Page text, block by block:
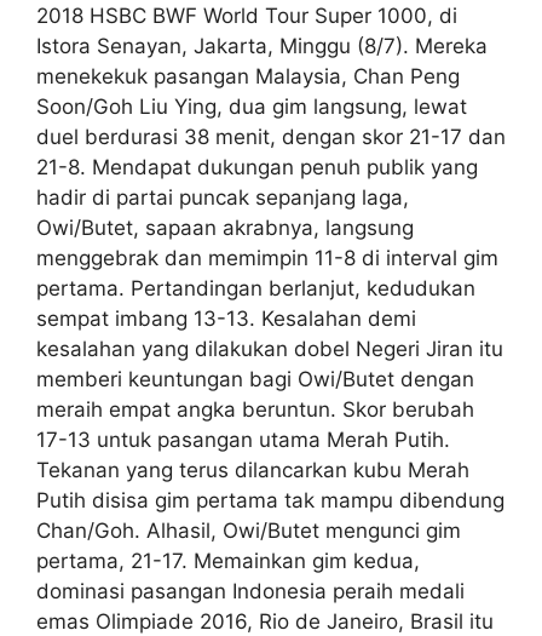
2018 HSBC BWF World Tour Super 1000, di
Istora Senayan, Jakarta, Minggu (8/7). Mereka
menekekuk pasangan Malaysia, Chan Peng
Soon/Goh Liu Ying, dua gim langsung, lewat
duel berdurasi 38 menit, dengan skor 21-17 dan
21-8. Mendapat dukungan penuh publik yang
hadir di partai puncak sepanjang laga,
Owi/Butet, sapaan akrabnya, langsung
menggebrak dan memimpin 11-8 di interval gim
pertama. Pertandingan berlanjut, kedudukan
sempat imbang 13-13. Kesalahan demi
kesalahan yang dilakukan dobel Negeri Jiran itu
memberi keuntungan bagi Owi/Butet dengan
meraih empat angka beruntun. Skor berubah
17-13 untuk pasangan utama Merah Putih.
Tekanan yang terus dilancarkan kubu Merah
Putih disisa gim pertama tak mampu dibendung
Chan/Goh. Alhasil, Owi/Butet mengunci gim
pertama, 21-17. Memainkan gim kedua,
dominasi pasangan Indonesia peraih medali
emas Olimpiade 2016, Rio de Janeiro, Brasil itu